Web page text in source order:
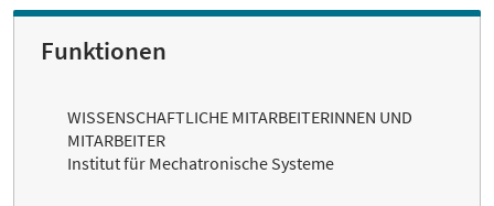
Funktionen
WISSENSCHAFTLICHE MITARBEITERINNEN UND
MITARBEITER
Institut für Mechatronische Systeme